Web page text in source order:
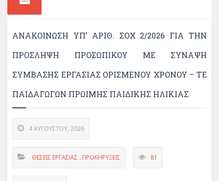
ΑΝΑΚΟΙΝΩΣΗ ΥΠ’ ΑΡΙΘ. ΣΟΧ 2/2026 ΓΙΑ ΤΗΝ
ΠΡΟΣΛΗΨΗ ΠΡΟΣΩΠΙΚΟΥ ΜΕ ΣΥΝΑΨΗ
ΣΥΜΒΑΣΗΣ ΕΡΓΑΣΙΑΣ ΟΡΙΣΜΕΝΟΥ ΧΡΟΝΟΥ – ΤΕ
ΠΑΙΔΑΓΩΓΩΝ ΠΡΩΙΜΗΣ ΠΑΙΔΙΚΗΣ ΗΛΙΚΙΑΣ
4 ΑΥΓΟΎΣΤΟΥ, 2026
ΘΈΣΕΙΣ ΕΡΓΑΣΊΑΣ , ΠΡΟΚΗΡΎΞΕΙΣ 81